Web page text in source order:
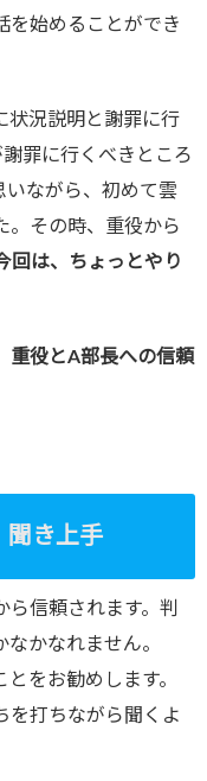
を始めることができ
状況説明と謝罪に行
罪に行くべきところ
いながら、初めて雲
。その時、重役から
回は、ちょっとやり
重役とA部長への信頼
聞き上手
信頼されます。判
かなれません。
をお勧めします。
を打ちながら聞くよ